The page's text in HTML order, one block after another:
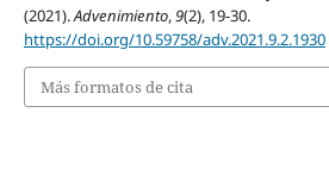
(2021).Advenimiento,9(2), 19-30.
https://doi.org/10.59758/adv.2021.9.2.1930
Más formatos de cita